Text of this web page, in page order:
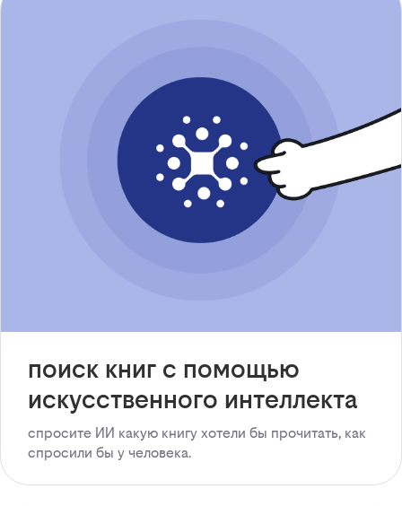
поиск книг с помощью
искусственного интеллекта
спросите ИИ какую книгу хотели бы прочитать, как
спросили бы у человека.